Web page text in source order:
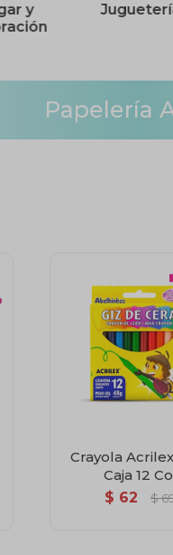
y
Papelería
Crayola
Caja 12
$ 62 $